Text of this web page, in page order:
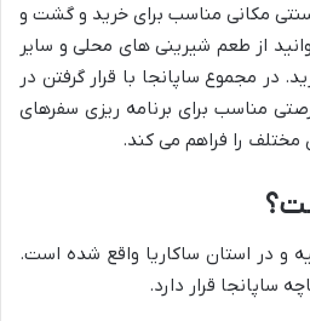
سنتی مکانی مناسب برای خرید و گشت و
از طعم شیرینی های محلی و سایر
در مجموع ساپانجا با قرار گرفتن در
مناسب برای برنامه ریزی سفرهای
مختلف را فراهم می کند.
و در استان ساکاریا واقع شده است.
ساپانجا قرار دارد.